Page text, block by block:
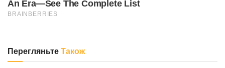
ПерегляньтеТакож